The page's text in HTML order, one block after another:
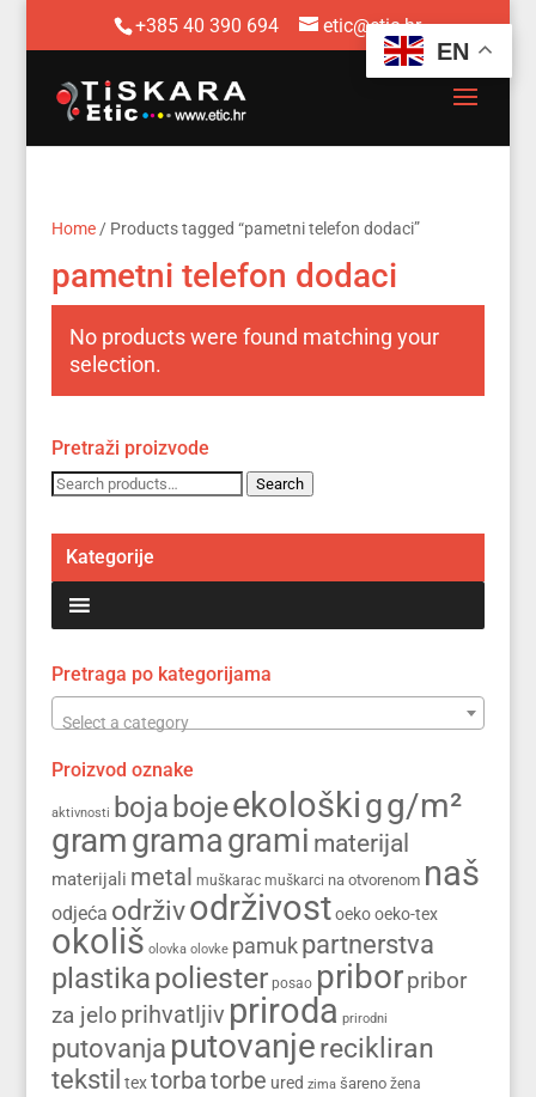
+385 40 390 694 etic@etic.hr
Home/ Products tagged “pametni telefon dodaci”
pametni telefon dodaci
No products were found matching your
selection.
Pretraži proizvode
Search
Search
Kategorije
Pretraga po kategorijama
Select a category
Proizvod oznake
aktivnosti boja bojeekološkigg/m²
gramgramagrami materijal
materijali metal muškarac muškarci na otvorenom naš
odjeća održivodrživost oeko oeko-tex
okoliš olovka olovke pamuk partnerstva
plastikapoliester posao priborpribor
za jelo prihvatljiv priroda prirodni
putovanja putovanjerecikliran
tekstil tex torbatorbe ured zima šareno žena
EN